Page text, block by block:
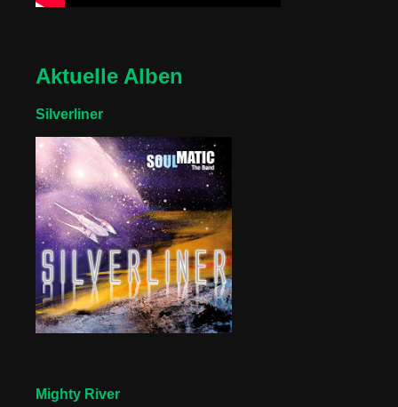
Aktuelle Alben
Silverliner
Mighty River